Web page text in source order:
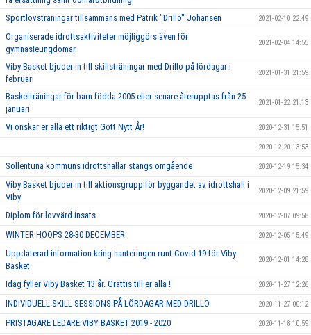
Sportlovsträningar tillsammans med Patrik "Drillo" Johansen 2021-02-10 22:49
Organiserade idrottsaktiviteter möjliggörs även för
gymnasieungdomar
2021-02-04 14:55
Viby Basket bjuder in till skillsträningar med Drillo på lördagar i
februari
2021-01-31 21:59
Basketträningar för barn födda 2005 eller senare återupptas från 25
januari
2021-01-22 21:13
Vi önskar er alla ett riktigt Gott Nytt År! 2020-12-31 15:51
2020-12-20 13:53
Sollentuna kommuns idrottshallar stängs omgående 2020-12-19 15:34
Viby Basket bjuder in till aktionsgrupp för byggandet av idrottshall i
Viby
2020-12-09 21:59
Diplom för lovvärd insats 2020-12-07 09:58
WINTER HOOPS 28-30 DECEMBER 2020-12-05 15:49
Uppdaterad information kring hanteringen runt Covid-19 för Viby
Basket
2020-12-01 14:28
Idag fyller Viby Basket 13 år. Grattis till er alla ! 2020-11-27 12:26
INDIVIDUELL SKILL SESSIONS PÅ LÖRDAGAR MED DRILLO 2020-11-27 00:12
PRISTAGARE LEDARE VIBY BASKET 2019 - 2020 2020-11-18 10:59